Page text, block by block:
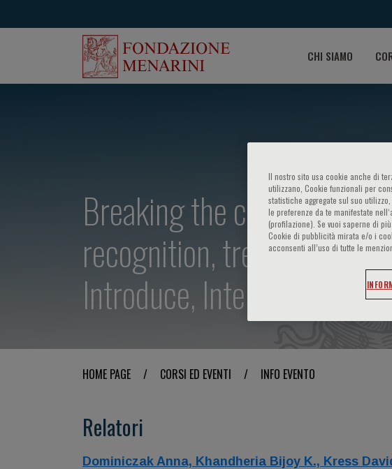
CHI SIAMO
Breaking the
recognition, treatment
Introduce, Interpret,
HOME PAGE / CORSI ED EVENTI / INFO EVENTO
Relatori
Dominiczak Anna, Khandheria Bijoy K., Kress
Il nostro sito usa cookie anche di
utilizzano, Cookie funzionali per
statistiche aggregate sul suo
le preferenze da te manifestate
(profilazione). Se vuoi saperne di
Cookie di pubblicità mirata e/o i
acconsenti all’uso di tutte le